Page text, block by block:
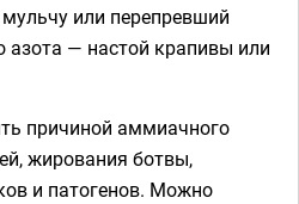
или перепревший
азота — настой крапивы или
причиной аммиачного
жирования ботвы,
и патогенов. Можно